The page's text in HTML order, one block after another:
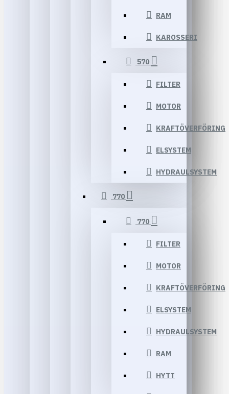
RAM
KAROSSERI
570
FILTER
MOTOR
KRAFTÖVERFÖRING
ELSYSTEM
HYDRAULSYSTEM
770
770
FILTER
MOTOR
KRAFTÖVERFÖRING
ELSYSTEM
HYDRAULSYSTEM
RAM
HYTT